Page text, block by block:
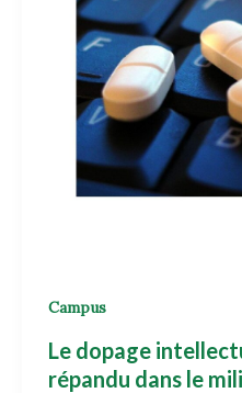
Campus
Le dopage
répandu dans le